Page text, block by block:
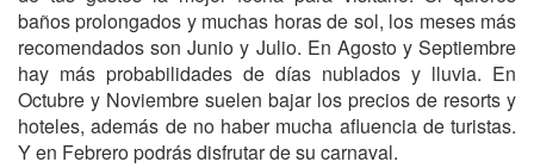
baños prolongados y muchas horas de sol, los meses más
recomendados son Junio y Julio. En Agosto y Septiembre
hay más probabilidades de días nublados y lluvia. En
Octubre y Noviembre suelen bajar los precios de resorts y
hoteles, además de no haber mucha afluencia de turistas.
Y en Febrero podrás disfrutar de su carnaval.